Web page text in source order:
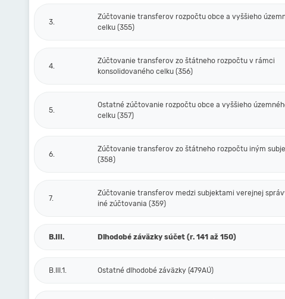
3.
Zúčtovanie transferov rozpočtu obce a vyššieho
celku (355)
4.
Zúčtovanie transferov zo štátneho rozpočtu v rámci
konsolidovaného celku (356)
5.
Ostatné zúčtovanie rozpočtu obce a vyššieho
celku (357)
6.
Zúčtovanie transferov zo štátneho rozpočtu iným
(358)
7.
Zúčtovanie transferov medzi subjektami verejnej
iné zúčtovania (359)
B.III. Dlhodobé záväzky súčet (r. 141 až 150)
B.III.1. Ostatné dlhodobé záväzky (479AÚ)